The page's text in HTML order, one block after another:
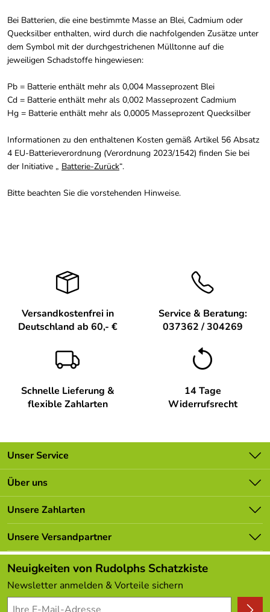
Bei Batterien, die eine bestimmte Masse an Blei, Cadmium oder
Quecksilber enthalten, wird durch die nachfolgenden Zusätze unter
dem Symbol mit der durchgestrichenen Mülltonne auf die
jeweiligen Schadstoffe hingewiesen:
Pb = Batterie enthält mehr als 0,004 Masseprozent Blei
Cd = Batterie enthält mehr als 0,002 Masseprozent Cadmium
Hg = Batterie enthält mehr als 0,0005 Masseprozent Quecksilber
Informationen zu den enthaltenen Kosten gemäß Artikel 56 Absatz
4 EU-Batterieverordnung (Verordnung 2023/1542) finden Sie bei
der Initiative „ Batterie-Zurück“.
Bitte beachten Sie die vorstehenden Hinweise.
Versandkostenfrei in
Deutschland ab 60,- €
Service & Beratung:
037362 / 304269
Schnelle Lieferung &
flexible Zahlarten
14 Tage
Widerrufsrecht
Unser Service
Kontakt
Batterieverordnung
Newsletter
Lieferbedingungen
Kundenlogin
Über uns
Unsere Bestseller
Marken
Neu
Angebote
Kundenbewertungen (308)
4,9/5*****
Unsere Zahlarten
Unsere Versandpartner
Neuigkeiten von Rudolphs Schatzkiste
Newsletter anmelden & Vorteile sichern